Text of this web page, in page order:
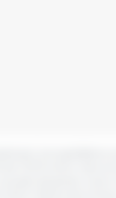
les expéditions
17,6 % entre mars et
de janvier à avril,
millions de